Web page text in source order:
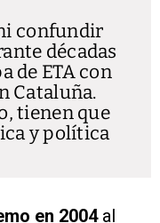
confundir
décadas
de ETA con
Cataluña.
tienen que
y política
en 2004 al